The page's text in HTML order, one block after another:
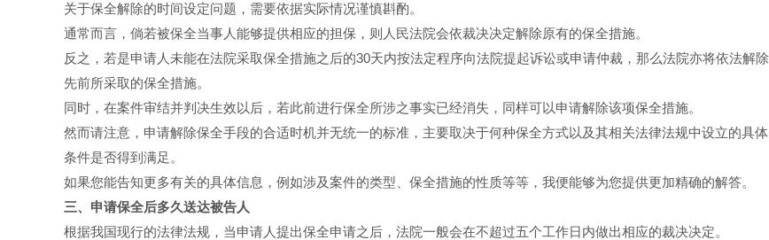
关于保全解除的时间设定问题，需要依据实际情况谨慎斟酌。
通常而言，倘若被保全当事人能够提供相应的担保，则人民法院会依裁决决定解除原有的保全措施。
反之，若是申请人未能在法院采取保全措施之后的30天内按法定程序向法院提起诉讼或申请仲裁，那么法院亦将依法解除
先前所采取的保全措施。
同时，在案件审结并判决生效以后，若此前进行保全所涉之事实已经消失，同样可以申请解除该项保全措施。
然而请注意，申请解除保全手段的合适时机并无统一的标准，主要取决于何种保全方式以及其相关法律法规中设立的具体
条件是否得到满足。
如果您能告知更多有关的具体信息，例如涉及案件的类型、保全措施的性质等等，我便能够为您提供更加精确的解答。
三、申请保全后多久送达被告人
根据我国现行的法律法规，当申请人提出保全申请之后，法院一般会在不超过五个工作日内做出相应的裁决决定。